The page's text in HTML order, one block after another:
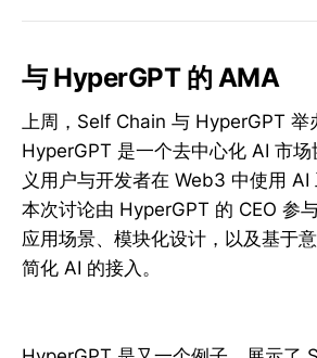
与 HyperGPT 的 AMA
上周，Self Chain 与 HyperGPT 举
HyperGPT 是一个去中心化 AI 市场
义用户与开发者在 Web3 中使用 AI
本次讨论由 HyperGPT 的 CEO 参
应用场景、模块化设计，以及基于
简化 AI 的接入。